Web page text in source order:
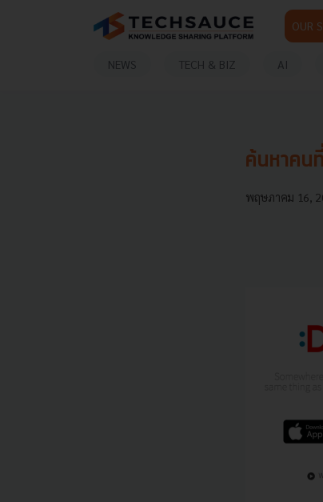
OUR
NEWS TECH & BIZ AI
ค้นหาคน
พฤษภาคม 16,